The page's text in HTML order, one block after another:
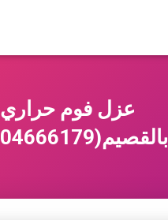
عزل فوم حراري
بالقصيم(0504666179)